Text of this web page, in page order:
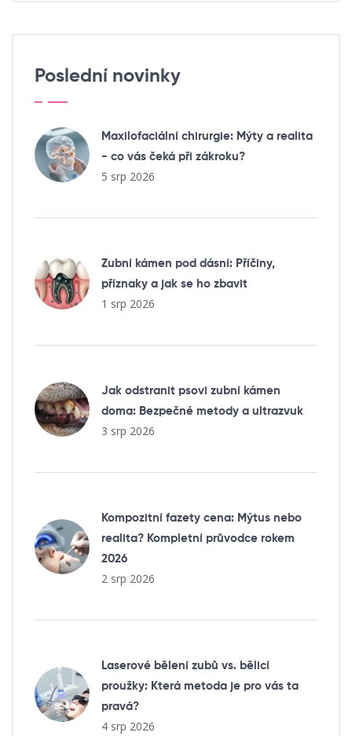
Poslední novinky
Maxilofaciální chirurgie: Mýty a realita
- co vás čeká při zákroku?
5 srp 2026
Zubní kámen pod dásní: Příčiny,
příznaky a jak se ho zbavit
1 srp 2026
Jak odstranit psovi zubní kámen
doma: Bezpečné metody a ultrazvuk
3 srp 2026
Kompozitní fazety cena: Mýtus nebo
realita? Kompletní průvodce rokem
2026
2 srp 2026
Laserové bělení zubů vs. bělicí
proužky: Která metoda je pro vás ta
pravá?
4 srp 2026